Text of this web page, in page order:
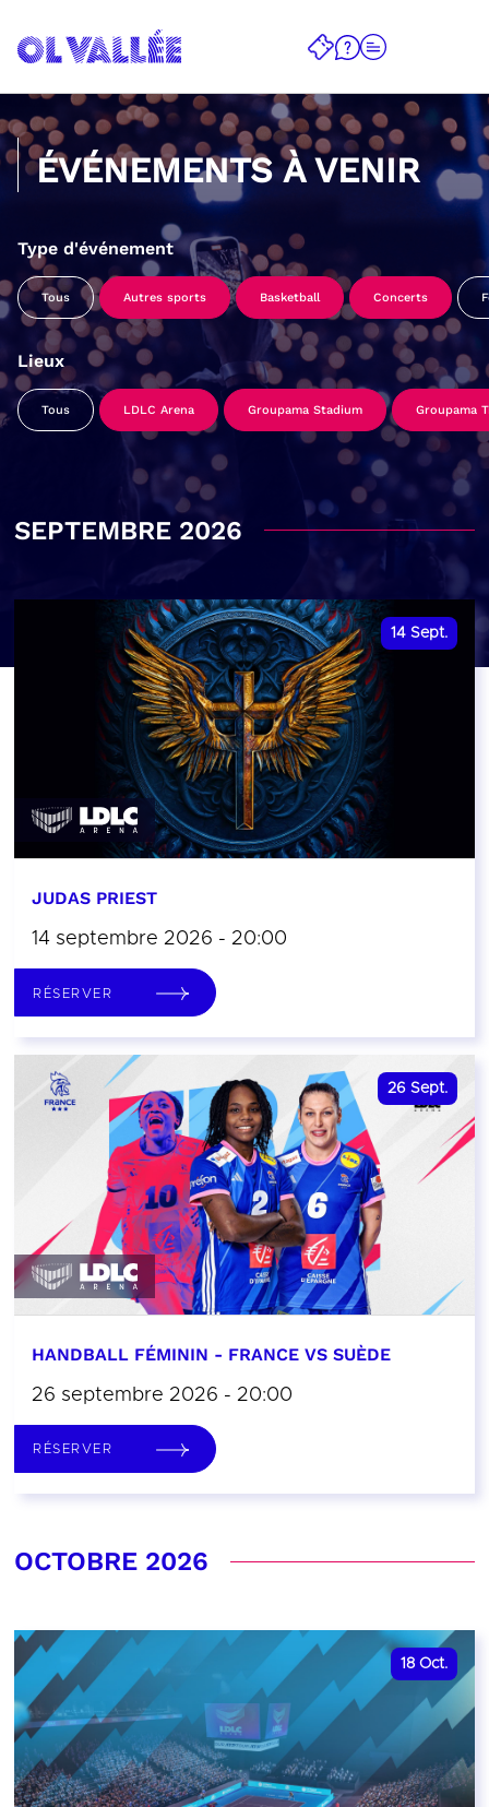
ÉVÉNEMENTS À VENIR
Type d'événement
Tous Autres sports Basketball Concerts
Lieux
Tous LDLC Arena Groupama Stadium Groupama
SEPTEMBRE 2026
14 Sept.
JUDAS PRIEST
14 septembre 2026 - 20:00
RÉSERVER
26 Sept.
HANDBALL FÉMININ - FRANCE VS SUÈDE
26 septembre 2026 - 20:00
RÉSERVER
OCTOBRE 2026
18 Oct.